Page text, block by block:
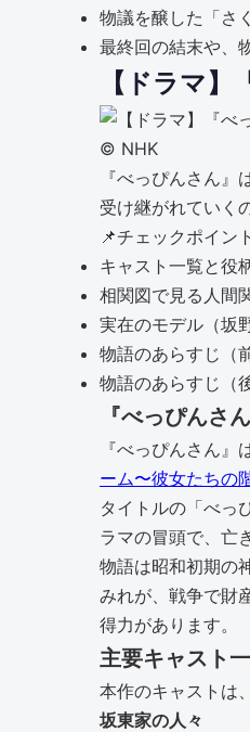
物議を醸した「さ
最終回の結末や、
【ドラマ
©︎ NHK
『べっぴんさん
受け継がれていく
📌チェックポイント
キャスト一覧と役
相関図で見る人間
実在のモデル（坂
物語のあらすじ（
物語のあらすじ（
『べっぴんさ
『べっぴんさん
ーム〜彼女たちの
タイトルの「べっ
ラマの冒頭で、亡
物語は昭和初期の
みれが、戦争で財
得力があります。
主要キャスト
本作のキャストは
坂東家の人々